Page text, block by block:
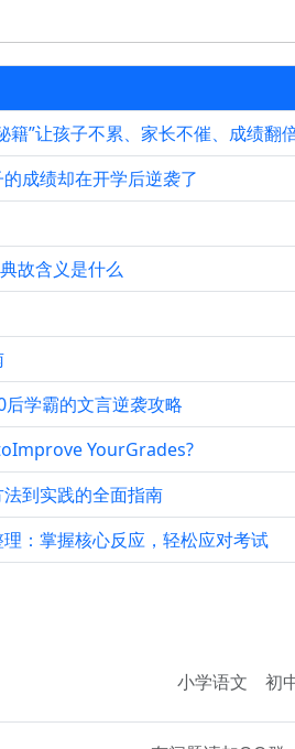
”让孩子不累、家长不催、成绩翻
成绩却在开学后逆袭了
故含义是什么
学霸的文言逆袭攻略
YourGrades?
到实践的全面指南
：掌握核心反应，轻松应对考试
小学语文 初